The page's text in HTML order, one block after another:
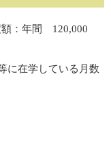
：年間 120,000
に在学している月数